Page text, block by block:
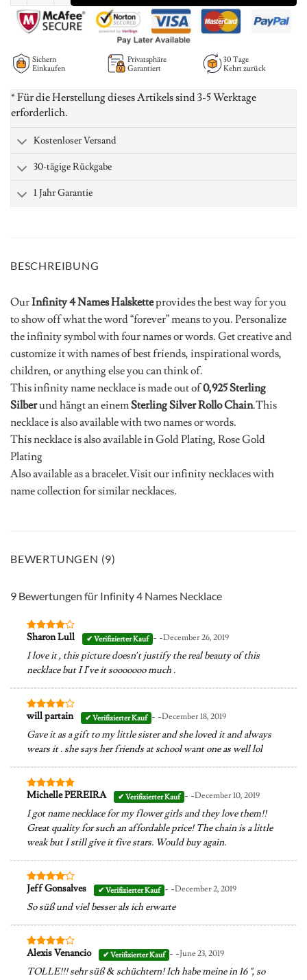
Sichern
Einkaufen
Privatsphäre
Garantiert
30 Tage
Kehrt zurück
* Für die Herstellung dieses Artikels sind 3-5 Werktage
erforderlich.
Kostenloser Versand
30-tägige Rückgabe
1 Jahr Garantie
BESCHREIBUNG
OurInfinity 4 Names Halsketteprovides the best way for you
to show off what the word “forever” means to you. Personalize
the infinity symbol with four names or words. Get creative and
customize it with names of best friends, inspirational words,
children, or anything else you can think of.
This infinity name necklace is made out of0,925 Sterling
Silberund hängt an einemSterling Silver Rollo Chain.This
necklace is also available with two names or words.
This necklace is also available in Gold Plating, Rose Gold
Plating
Also available as a bracelet.Visit our infinity necklaces with
name collection for similar necklaces.
BEWERTUNGEN (9)
9 Bewertungen für Infinity 4 Names Necklace
Bewertet
von 5
Sharon Lull - -December 26, 2019
I love it , this picture doesn’t justify the real beauty of this
necklace but I I’ve it sooooooo much .
Bewertet
von 5
will partain - -December 18, 2019
Gave it as a gift to my little sister and she loved it and always
wears it . she says her friends at school want one as well lol
Bewertet
5
Michelle PEREIRA - -December 10, 2019
I got name necklace for my flower girls and they love them!!
Great quality for such an affordable price! The chain is a little
weak but I still give it five stars. Would buy again.
Bewertet
von 5
Jeff Gonsalves - -December 2, 2019
So süß und viel besser als ich erwarte
Bewertet
von 5
Alexis Venancio - -June 23, 2019
TOLLE!!! sehr süß & schüchtern! Ich habe meine in 16 ", so